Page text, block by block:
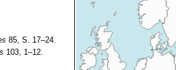
85, S. 17–24.
103, 1­–12.